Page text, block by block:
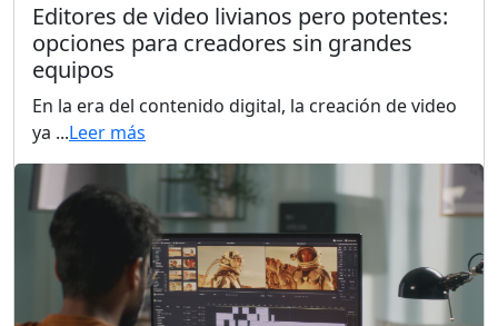
Editores de video livianos pero potentes:
opciones para creadores sin grandes
equipos
En la era del contenido digital, la creación de video
ya ...Leer más